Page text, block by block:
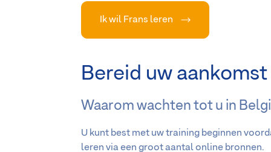
Ik wil Frans leren
Bereid uw
Waarom wachten tot u in
U kunt best met uw training beginnen
leren via een groot aantal online bronnen.